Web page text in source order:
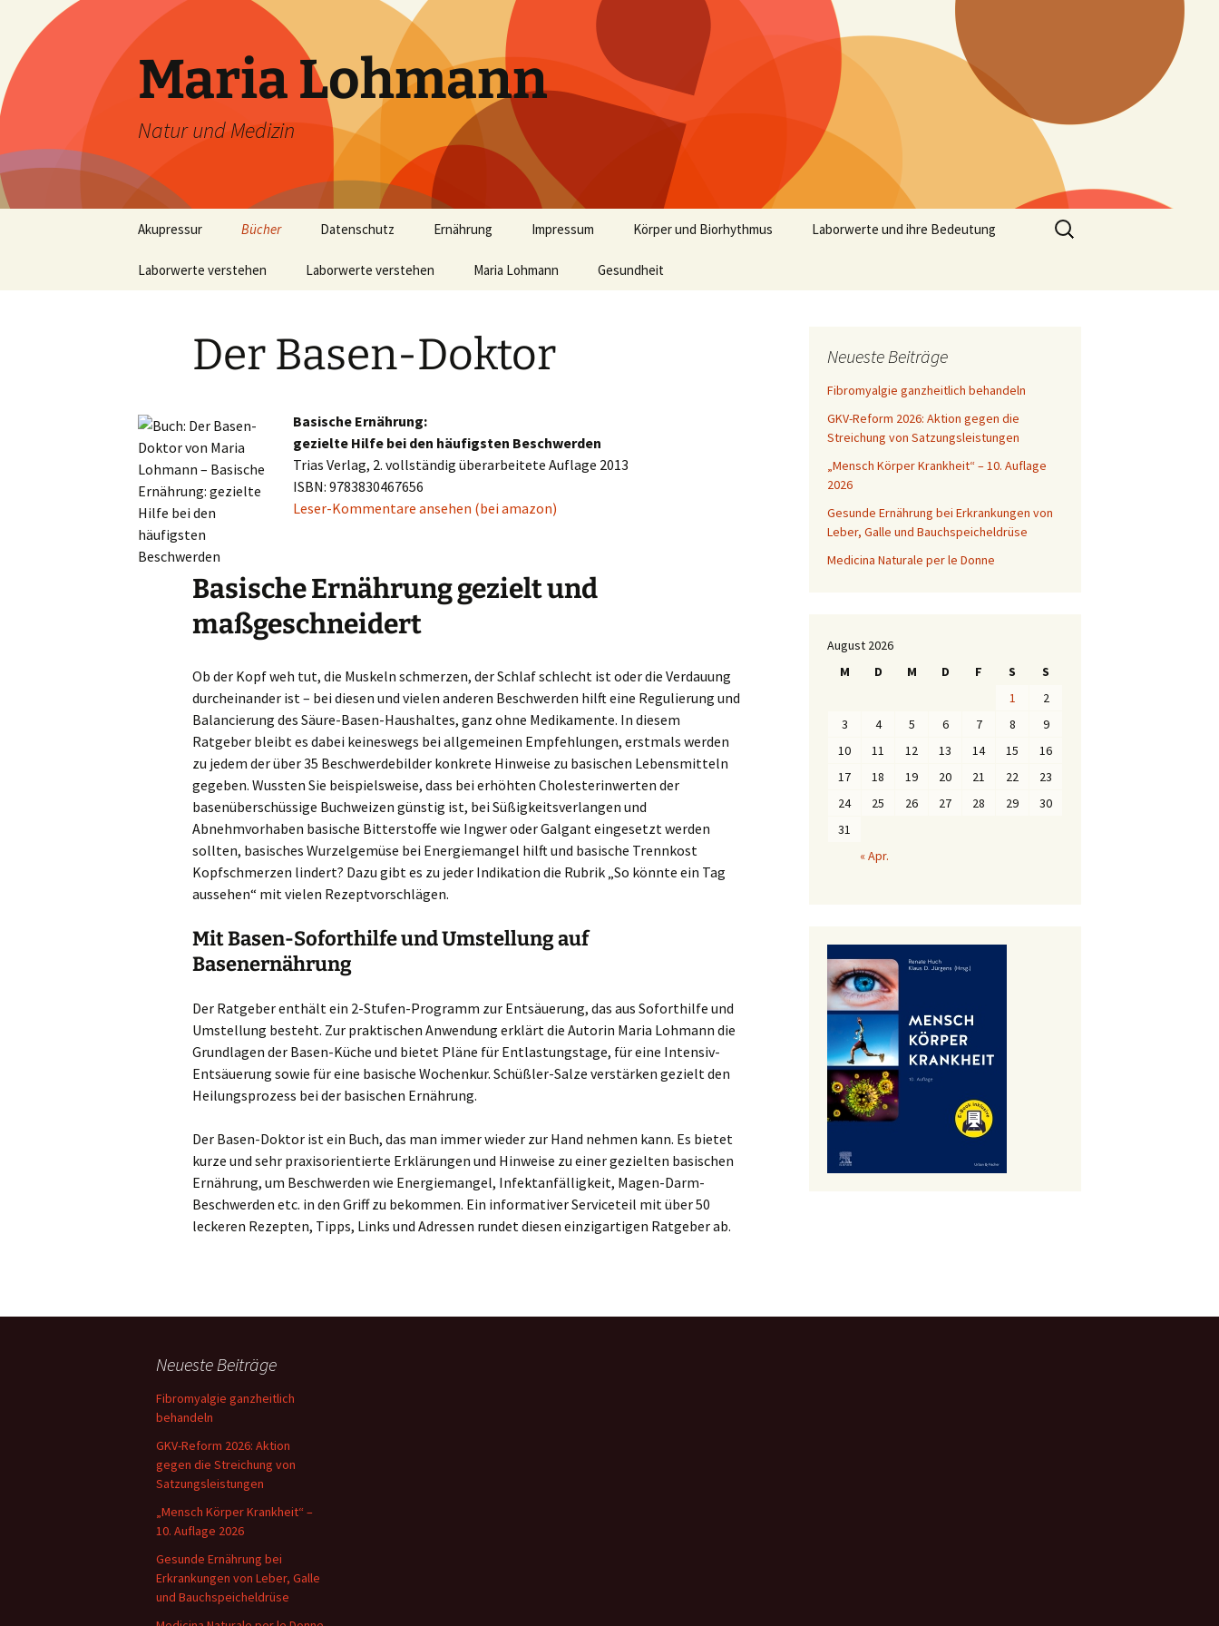
Inhalt
springen
Maria Lohmann
Natur und Medizin
Akupressur Bücher
Der Basen-Doktor
Einstieg in die
Naturheilpraxis
Schüßler Salze
Schüßler-Salze: Natürlich
abnehmen
So wirken Schüßler-Salze
Maria Lohmanns Säure-
Basen-Kochbuch
Datenschutz Ernährung
Basische Ernährung
Balance im Säure-Basen-
Haushalt
Impressum Körper und Biorhythmus Laborwerte und ihre Bedeutung
Laborwerte verstehen Laborwerte verstehen Maria Lohmann Gesundheit
Suchen
nach:
Der Basen-Doktor
Basische Ernährung:
gezielte Hilfe bei den häufigsten Beschwerden
Trias Verlag, 2. vollständig überarbeitete Auflage 2013
ISBN: 9783830467656
Leser-Kommentare ansehen (bei amazon)
Basische Ernährung gezielt und
maßgeschneidert
Ob der Kopf weh tut, die Muskeln schmerzen, der Schlaf schlecht ist oder die Verdauung
durcheinander ist – bei diesen und vielen anderen Beschwerden hilft eine Regulierung und
Balancierung des Säure-Basen-Haushaltes, ganz ohne Medikamente. In diesem
Ratgeber bleibt es dabei keineswegs bei allgemeinen Empfehlungen, erstmals werden
zu jedem der über 35 Beschwerdebilder konkrete Hinweise zu basischen Lebensmitteln
gegeben. Wussten Sie beispielsweise, dass bei erhöhten Cholesterinwerten der
basenüberschüssige Buchweizen günstig ist, bei Süßigkeitsverlangen und
Abnehmvorhaben basische Bitterstoffe wie Ingwer oder Galgant eingesetzt werden
sollten, basisches Wurzelgemüse bei Energiemangel hilft und basische Trennkost
Kopfschmerzen lindert? Dazu gibt es zu jeder Indikation die Rubrik „So könnte ein Tag
aussehen“ mit vielen Rezeptvorschlägen.
Mit Basen-Soforthilfe und Umstellung auf
Basenernährung
Der Ratgeber enthält ein 2-Stufen-Programm zur Entsäuerung, das aus Soforthilfe und
Umstellung besteht. Zur praktischen Anwendung erklärt die Autorin Maria Lohmann die
Grundlagen der Basen-Küche und bietet Pläne für Entlastungstage, für eine Intensiv-
Entsäuerung sowie für eine basische Wochenkur. Schüßler-Salze verstärken gezielt den
Heilungsprozess bei der basischen Ernährung.
Der Basen-Doktor ist ein Buch, das man immer wieder zur Hand nehmen kann. Es bietet
kurze und sehr praxisorientierte Erklärungen und Hinweise zu einer gezielten basischen
Ernährung, um Beschwerden wie Energiemangel, Infektanfälligkeit, Magen-Darm-
Beschwerden etc. in den Griff zu bekommen. Ein informativer Serviceteil mit über 50
leckeren Rezepten, Tipps, Links und Adressen rundet diesen einzigartigen Ratgeber ab.
Neueste Beiträge
Fibromyalgie ganzheitlich behandeln
GKV-Reform 2026: Aktion gegen die
Streichung von Satzungsleistungen
„Mensch Körper Krankheit“ – 10. Auflage
2026
Gesunde Ernährung bei Erkrankungen von
Leber, Galle und Bauchspeicheldrüse
Medicina Naturale per le Donne
August 2026
M
D M D F S
S
1
2
3
4 5 6 7 8
9
10
11 12 13 14 15
16
17
18 19 20 21 22
23
24
25 26 27 28 29
30
31
« Apr.
Neueste Beiträge
Fibromyalgie ganzheitlich
behandeln
GKV-Reform 2026: Aktion
gegen die Streichung von
Satzungsleistungen
„Mensch Körper Krankheit“ –
10. Auflage 2026
Gesunde Ernährung bei
Erkrankungen von Leber, Galle
und Bauchspeicheldrüse